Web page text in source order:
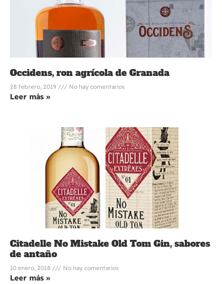
Occidens, ron agrícola de Granada
28 febrero, 2019 No hay comentarios
Leer más »
Citadelle No Mistake Old Tom Gin, sabores
de antaño
10 enero, 2018 No hay comentarios
Leer más »